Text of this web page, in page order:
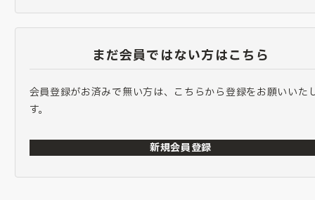
まだ会員ではない方はこちら
会員登録がお済みで無い方は、こちらから登録をお願いいた
す。
新規会員登録